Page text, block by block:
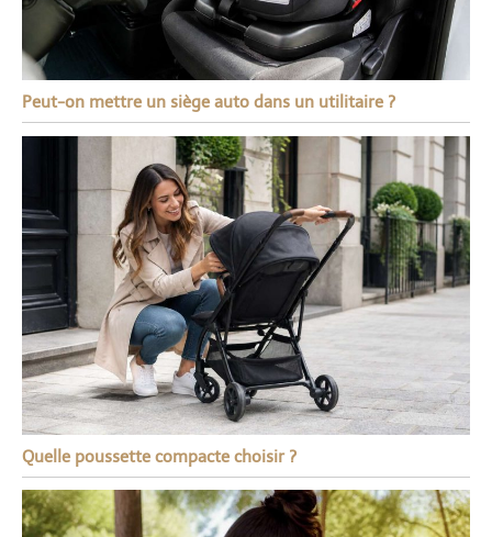
Peut-on mettre un siège auto dans un utilitaire ?
Quelle poussette compacte choisir ?